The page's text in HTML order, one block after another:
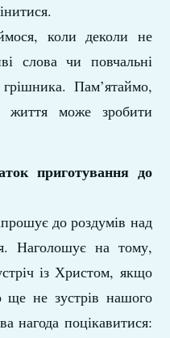
коли деколи не
слова чи повчальні
Пам’ятаймо,
може зробити
приготування до
до роздумів над
Наголошує на тому,
із Христом, якщо
ще не зустрів нашого
нагода поцікавитися: